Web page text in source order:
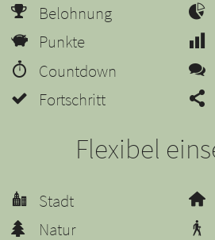
Belohnung
Punkte
Countdown
Fortschritt
Flexibel
Stadt
Natur